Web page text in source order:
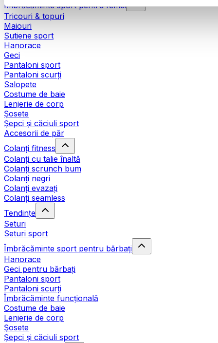
Îmbrăcăminte sport pentru femei
Tricouri & topuri
Maiouri
Sutiene sport
Hanorace
Geci
Pantaloni sport
Pantaloni scurți
Salopete
Costume de baie
Lenjerie de corp
Șosete
Șepci și căciuli sport
Accesorii de păr
Colanți fitness
Colanți cu talie înaltă
Colanți scrunch bum
Colanți negri
Colanți evazați
Colanți seamless
Tendințe
Seturi
Seturi sport
Îmbrăcăminte sport pentru bărbați
Hanorace
Geci pentru bărbați
Pantaloni sport
Pantaloni scurți
Îmbrăcăminte funcțională
Costume de baie
Lenjerie de corp
Șosete
Șepci și căciuli sport